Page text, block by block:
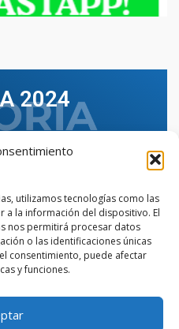
utilizamos tecnologías como las
a la información del dispositivo. El
nos permitirá procesar datos
o las identificaciones únicas
consentimiento, puede afectar
y funciones.
2024